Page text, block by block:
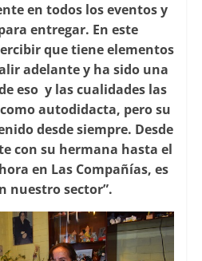
en todos los eventos y
entregar. En este
que tiene elementos
adelante y ha sido una
eso y las cualidades las
autodidacta, pero su
desde siempre. Desde
con su hermana hasta el
en Las Compañías, es
nuestro sector”.